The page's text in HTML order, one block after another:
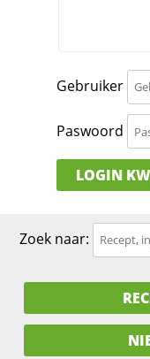
Gebruiker
Paswoord
LOGIN
Zoek naar: